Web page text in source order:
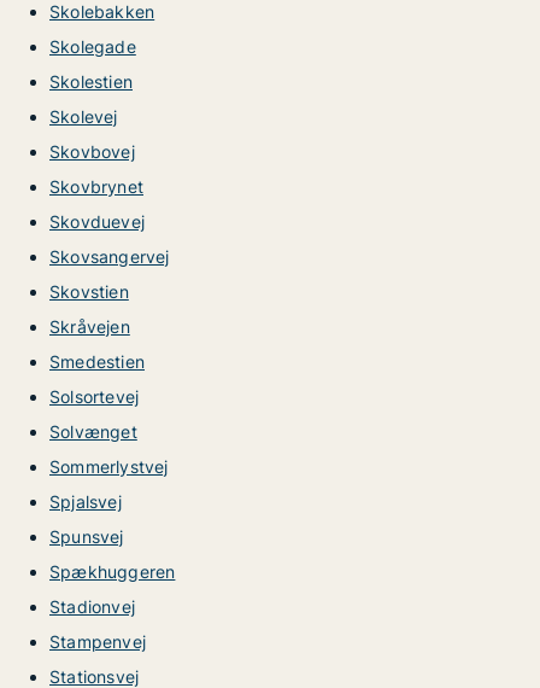
Skolebakken
Skolegade
Skolestien
Skolevej
Skovbovej
Skovbrynet
Skovduevej
Skovsangervej
Skovstien
Skråvejen
Smedestien
Solsortevej
Solvænget
Sommerlystvej
Spjalsvej
Spunsvej
Spækhuggeren
Stadionvej
Stampenvej
Stationsvej